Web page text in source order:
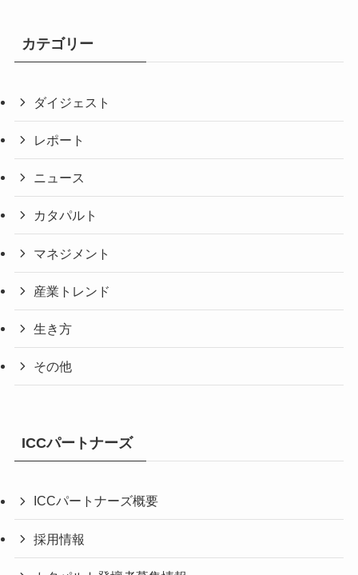
カテゴリー
ダイジェスト
レポート
ニュース
カタパルト
マネジメント
産業トレンド
生き方
その他
ICCパートナーズ
ICCパートナーズ概要
採用情報